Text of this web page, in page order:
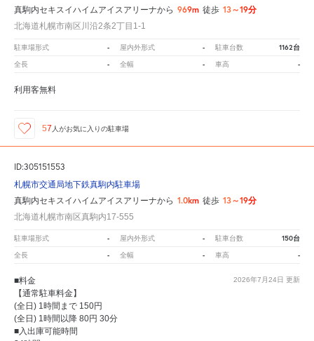
真駒内セキスイハイムアイスアリーナから 969m 徒歩 13～19分
北海道札幌市南区川沿2条2丁目1-1
駐車場形式 - 屋内外形式 - 駐車台数 1162台
全長 - 全幅 - 車高 -
利用客無料
57 人がお気に入りの駐車場
ID:305151553
札幌市交通局地下鉄真駒内駐車場
真駒内セキスイハイムアイスアリーナから 1.0km 徒歩 13～19分
北海道札幌市南区真駒内17-555
駐車場形式 - 屋内外形式 - 駐車台数 150台
全長 - 全幅 - 車高 -
2026年7月24日 更新
■料金
【通常駐車料金】
(全日) 1時間まで 150円
(全日) 1時間以降 80円 30分
■入出庫可能時間